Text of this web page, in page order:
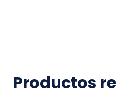
Productos